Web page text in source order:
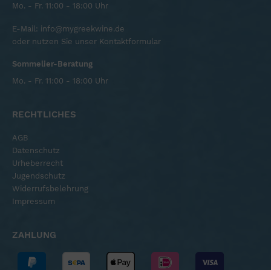
Mo. - Fr. 11:00 - 18:00 Uhr
E-Mail: info@mygreekwine.de
oder nutzen Sie unser Kontaktformular
Sommelier-Beratung
Mo. - Fr. 11:00 - 18:00 Uhr
RECHTLICHES
AGB
Datenschutz
Urheberrecht
Jugendschutz
Widerrufsbelehrung
Impressum
ZAHLUNG